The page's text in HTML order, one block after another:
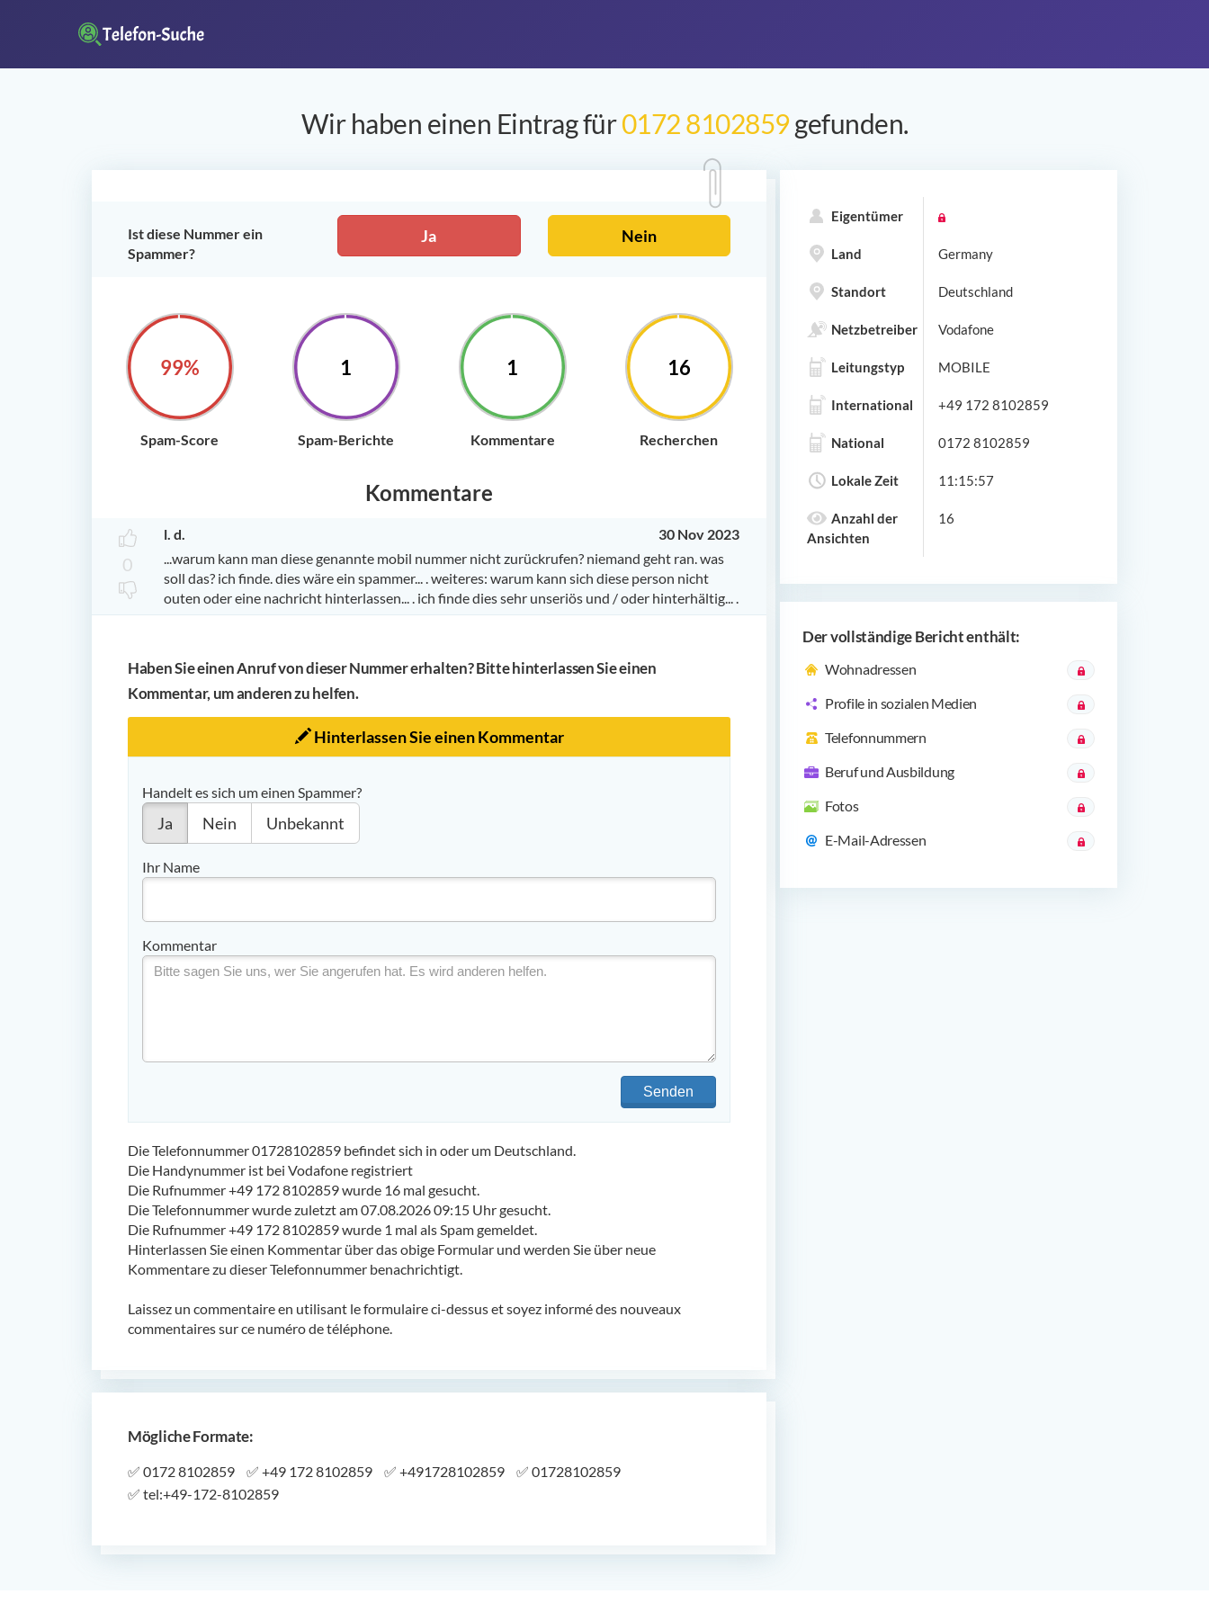
Wir haben einen Eintrag für0172 8102859gefunden.
Ist diese Nummer ein
Spammer?
Ja Nein
100%
Spam-Score
1
Spam-Berichte
1
Kommentare
16
Recherchen
Kommentare
0
l. d.
30 Nov 2023
...warum kann man diese genannte mobil nummer nicht zurückrufen? niemand geht ran. was
soll das? ich finde. dies wäre ein spammer... . weiteres: warum kann sich diese person nicht
outen oder eine nachricht hinterlassen... . ich finde dies sehr unseriös und / oder hinterhältig... .
Haben Sie einen Anruf von dieser Nummer erhalten? Bitte hinterlassen Sie einen
Kommentar, um anderen zu helfen.
Hinterlassen Sie einen Kommentar
Handelt es sich um einen Spammer?
Ja Nein Unbekannt
Ihr Name
Kommentar
Senden
Die Telefonnummer 01728102859 befindet sich in oder um Deutschland.
Die Handynummer ist bei Vodafone registriert
Die Rufnummer +49 172 8102859 wurde 16 mal gesucht.
Die Telefonnummer wurde zuletzt am 07.08.2026 09:15 Uhr gesucht.
Die Rufnummer +49 172 8102859 wurde 1 mal als Spam gemeldet.
Hinterlassen Sie einen Kommentar über das obige Formular und werden Sie über neue
Kommentare zu dieser Telefonnummer benachrichtigt.
Laissez un commentaire en utilisant le formulaire ci-dessus et soyez informé des nouveaux
commentaires sur ce numéro de téléphone.
Mögliche Formate:
✅ 0172 8102859 ✅ +49 172 8102859 ✅ +491728102859 ✅ 01728102859
✅ tel:+49-172-8102859
Eigentümer
Land Germany
Standort Deutschland
Netzbetreiber Vodafone
Leitungstyp MOBILE
International +49 172 8102859
National 0172 8102859
Lokale Zeit 11:15:57
Anzahl der
Ansichten
16
Der vollständige Bericht enthält:
Wohnadressen
Profile in sozialen Medien
Telefonnummern
Beruf und Ausbildung
Fotos
E-Mail-Adressen